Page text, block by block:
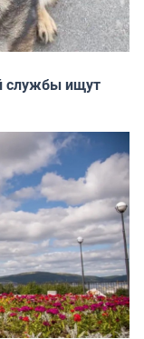
службы ищут